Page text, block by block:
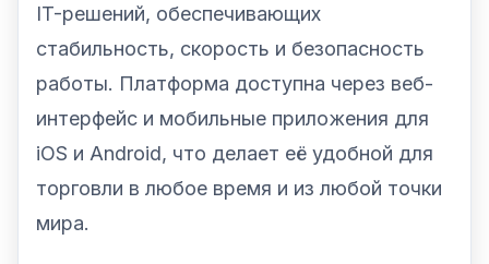
IT-решений, обеспечивающих
стабильность, скорость и безопасность
работы. Платформа доступна через веб-
интерфейс и мобильные приложения для
iOS и Android, что делает её удобной для
торговли в любое время и из любой точки
мира.